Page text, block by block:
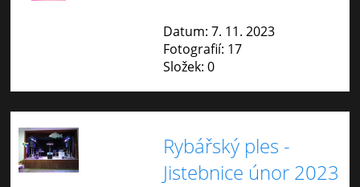
Datum: 7. 11. 2023
Fotografií: 17
Složek: 0
Rybářský ples -
Jistebnice únor 2023